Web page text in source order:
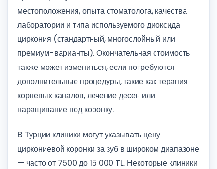
местоположения, опыта стоматолога, качества
лаборатории и типа используемого диоксида
циркония (стандартный, многослойный или
премиум-варианты). Окончательная стоимость
также может измениться, если потребуются
дополнительные процедуры, такие как терапия
корневых каналов, лечение десен или
наращивание под коронку.
В Турции клиники могут указывать цену
циркониевой коронки за зуб в широком диапазоне
— часто от 7500 до 15 000 TL. Некоторые клиники